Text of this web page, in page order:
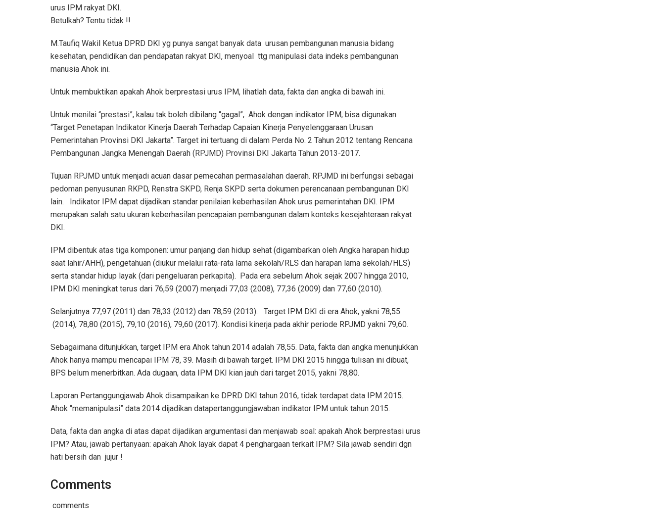
urus IPM rakyat DKI.
Betulkah? Tentu tidak !!
M.Taufiq Wakil Ketua DPRD DKI yg punya sangat banyak data urusan pembangunan manusia bidang
kesehatan, pendidikan dan pendapatan rakyat DKI, menyoal ttg manipulasi data indeks pembangunan
manusia Ahok ini.
Untuk membuktikan apakah Ahok berprestasi urus IPM, lihatlah data, fakta dan angka di bawah ini.
Untuk menilai “prestasi”, kalau tak boleh dibilang “gagal”, Ahok dengan indikator IPM, bisa digunakan
“Target Penetapan Indikator Kinerja Daerah Terhadap Capaian Kinerja Penyelenggaraan Urusan
Pemerintahan Provinsi DKI Jakarta”. Target ini tertuang di dalam Perda No. 2 Tahun 2012 tentang Rencana
Pembangunan Jangka Menengah Daerah (RPJMD) Provinsi DKI Jakarta Tahun 2013-2017.
Tujuan RPJMD untuk menjadi acuan dasar pemecahan permasalahan daerah. RPJMD ini berfungsi sebagai
pedoman penyusunan RKPD, Renstra SKPD, Renja SKPD serta dokumen perencanaan pembangunan DKI
lain. Indikator IPM dapat dijadikan standar penilaian keberhasilan Ahok urus pemerintahan DKI. IPM
merupakan salah satu ukuran keberhasilan pencapaian pembangunan dalam konteks kesejahteraan rakyat
DKI.
IPM dibentuk atas tiga komponen: umur panjang dan hidup sehat (digambarkan oleh Angka harapan hidup
saat lahir/AHH), pengetahuan (diukur melalui rata-rata lama sekolah/RLS dan harapan lama sekolah/HLS)
serta standar hidup layak (dari pengeluaran perkapita). Pada era sebelum Ahok sejak 2007 hingga 2010,
IPM DKI meningkat terus dari 76,59 (2007) menjadi 77,03 (2008), 77,36 (2009) dan 77,60 (2010).
Selanjutnya 77,97 (2011) dan 78,33 (2012) dan 78,59 (2013). Target IPM DKI di era Ahok, yakni 78,55
(2014), 78,80 (2015), 79,10 (2016), 79,60 (2017). Kondisi kinerja pada akhir periode RPJMD yakni 79,60.
Sebagaimana ditunjukkan, target IPM era Ahok tahun 2014 adalah 78,55. Data, fakta dan angka menunjukkan
Ahok hanya mampu mencapai IPM 78, 39. Masih di bawah target. IPM DKI 2015 hingga tulisan ini dibuat,
BPS belum menerbitkan. Ada dugaan, data IPM DKI kian jauh dari target 2015, yakni 78,80.
Laporan Pertanggungjawab Ahok disampaikan ke DPRD DKI tahun 2016, tidak terdapat data IPM 2015.
Ahok “memanipulasi” data 2014 dijadikan datapertanggungjawaban indikator IPM untuk tahun 2015.
Data, fakta dan angka di atas dapat dijadikan argumentasi dan menjawab soal: apakah Ahok berprestasi urus
IPM? Atau, jawab pertanyaan: apakah Ahok layak dapat 4 penghargaan terkait IPM? Sila jawab sendiri dgn
hati bersih dan jujur !
Comments
comments